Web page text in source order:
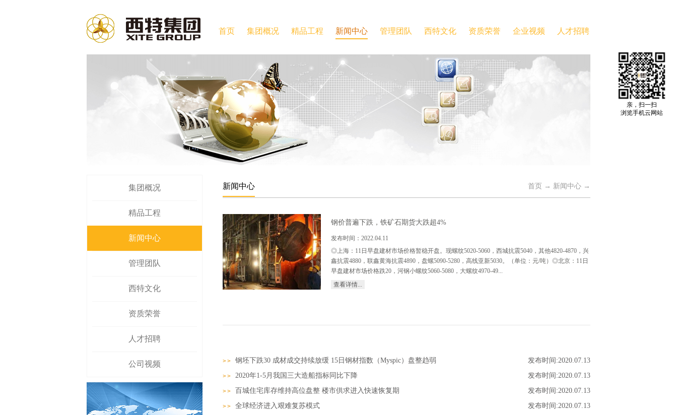
首页 集团概况 精品工程 新闻中心 管理团队 西特文化 资质荣誉 企业视频 人才招聘
集团概况
精品工程
新闻中心
管理团队
西特文化
资质荣誉
人才招聘
公司视频
新闻中心 首页 → 新闻中心 →
钢价普遍下跌，铁矿石期货大跌超4%
发布时间： 2022.04.11
◎上海：11日早盘建材市场价格暂稳开盘。现螺纹5020-5060，西城抗震5040，其他4820-4870，兴
鑫抗震4880，联鑫黄海抗震4890，盘螺5090-5280，高线亚新5030。（单位：元/吨）◎北京：11日
早盘建材市场价格跌20，河钢小螺纹5060-5080，大螺纹4970-49...
位：元/吨）◎上海：11日早盘热卷市场价格跌50，现主流报价1500普5110-5130元/吨，1800报
5220-5230元/吨；1500锰5220元/吨，1800报5350元/吨左右，2.75Q235B报5220-5230元/吨，
柳燕5150-5160，2.75普5390-5540锰5330-5350。（单位：元/吨）◎济南：11日早盘热卷市场价格
跌40，现中铁4.75mm普卷报5240，低合金市场报价5430，部分规格货少。（单位：元/吨）◎天
查看详情...
钢坯下跌30 成材成交持续放缓 15日钢材指数（Myspic）盘整趋弱 发布时间:2020.07.13
2020年1-5月我国三大造船指标同比下降
发布时间:2020.07.13
百城住宅库存维持高位盘整 楼市供求进入快速恢复期
发布时间:2020.07.13
全球经济进入艰难复苏模式
发布时间:2020.07.13
亲，扫一扫
浏览手机云网站